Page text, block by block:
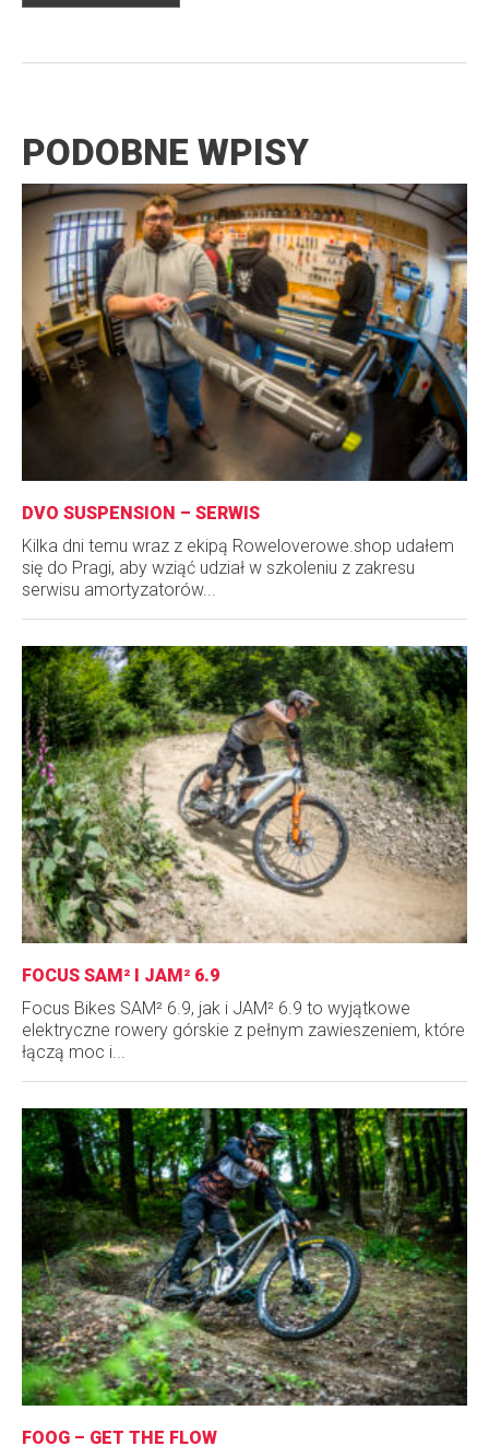
PODOBNE WPISY
DVO SUSPENSION – SERWIS
Kilka dni temu wraz z ekipą Roweloverowe.shop udałem
się do Pragi, aby wziąć udział w szkoleniu z zakresu
serwisu amortyzatorów...
FOCUS SAM² I JAM² 6.9
Focus Bikes SAM² 6.9, jak i JAM² 6.9 to wyjątkowe
elektryczne rowery górskie z pełnym zawieszeniem, które
łączą moc i...
FOOG – GET THE FLOW